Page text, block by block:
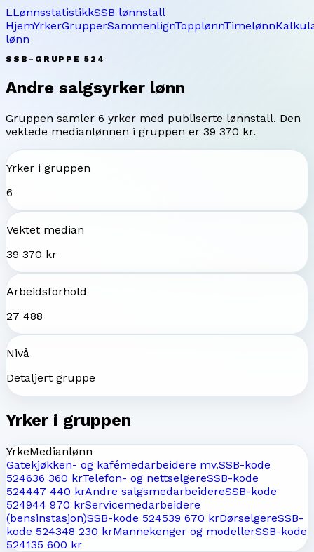
LLønnsstatistikkSSB lønnstall
HjemYrkerGrupperSammenlignTopplønnTimelønn
lønn
SSB-GRUPPE524
Andre salgsyrker lønn
Gruppen samler 6 yrker med publiserte lønnstall. Den
vektede medianlønnen i gruppen er 39 370 kr.
Yrker i gruppen
6
Vektet median
39 370 kr
Arbeidsforhold
27 488
Nivå
Detaljert gruppe
Yrker i gruppen
YrkeMedianlønn
Gatekjøkken- og kafémedarbeidere mv.SSB-kode
524636 360 krTelefon- og nettselgereSSB-kode
524447 440 krAndre salgsmedarbeidereSSB-kode
524944 970 krServicemedarbeidere
(bensinstasjon)SSB-kode 524539 670 krDørselgereSSB-
kode 524348 230 krMannekenger og modellerSSB-kode
524135 600 kr